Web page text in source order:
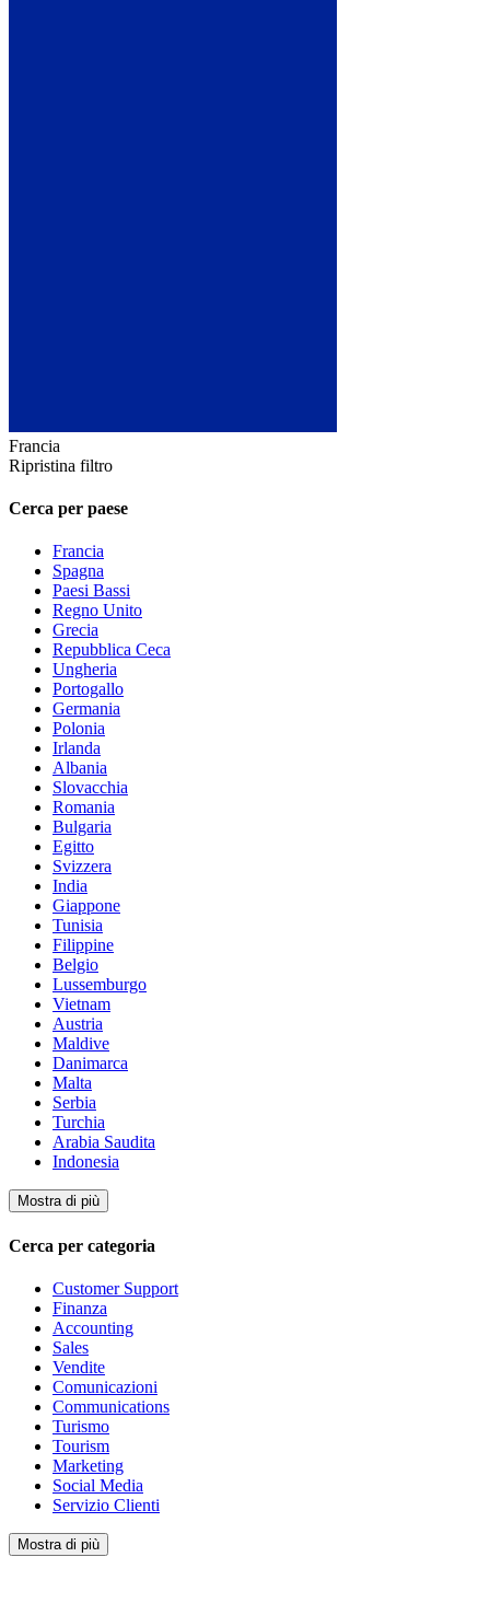
Francia
Ripristina filtro
Cerca per paese
Francia
Spagna
Paesi Bassi
Regno Unito
Grecia
Repubblica Ceca
Ungheria
Portogallo
Germania
Polonia
Irlanda
Albania
Slovacchia
Romania
Bulgaria
Egitto
Svizzera
India
Giappone
Tunisia
Filippine
Belgio
Lussemburgo
Vietnam
Austria
Maldive
Danimarca
Malta
Serbia
Turchia
Arabia Saudita
Indonesia
Mostra di più
Cerca per categoria
Customer Support
Finanza
Accounting
Sales
Vendite
Comunicazioni
Communications
Turismo
Tourism
Marketing
Social Media
Servizio Clienti
Mostra di più